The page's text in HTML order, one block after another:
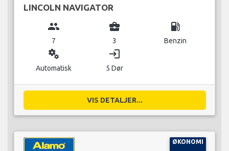
LINCOLN NAVIGATOR
group
7
business_center
3
local_gas_station
Benzin
miscellaneous_services
Automatisk
login
5 Dør
VIS DETALJER...
ØKONOMI